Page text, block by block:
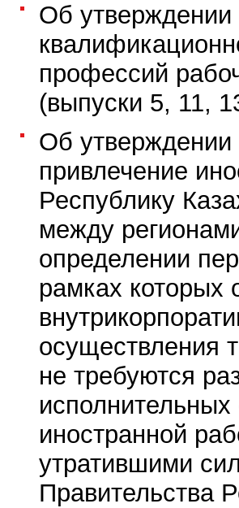
Об
профессий
(выпуски 5, 11,
Об утверждении
привлечение
Республику
между
определении
рамках которых
осуществления
не требуются
исполнительных
иностранной
утратившими
Правительства